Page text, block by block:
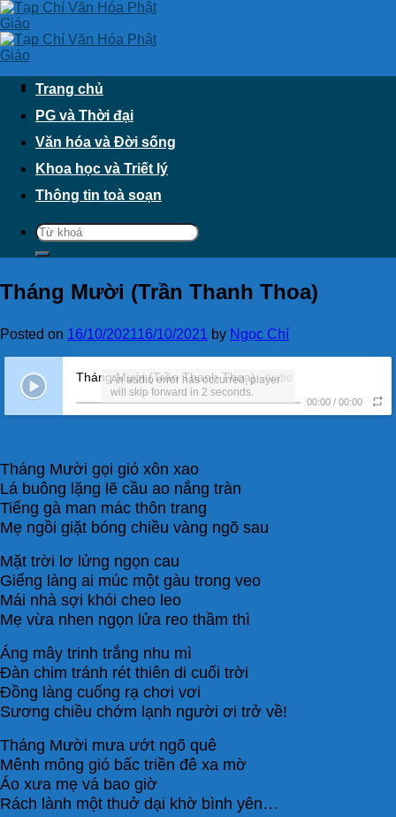
Skip
to
content
Trang chủ
PG và Thời đại
Văn hóa và Đời sống
Khoa học và Triết lý
Thông tin toà soạn
Tháng Mười (Trần Thanh Thoa)
Posted on 16/10/202116/10/2021 by Ngọc Chí
Tháng Mười (Trần Thanh Thoa) - Audio
00:00 / 00:00
An audio error has occurred, player
will skip forward in 2 seconds.
Tháng Mười gọi gió xôn xao
Lá buông lặng lẽ cầu ao nắng tràn
Tiếng gà man mác thôn trang
Mẹ ngồi giặt bóng chiều vàng ngõ sau
Mặt trời lơ lửng ngọn cau
Giếng làng ai múc một gàu trong veo
Mái nhà sợi khói cheo leo
Mẹ vừa nhen ngọn lửa reo thầm thì
Áng mây trinh trắng nhu mì
Đàn chim tránh rét thiên di cuối trời
Đồng làng cuống rạ chơi vơi
Sương chiều chớm lạnh người ơi trở về!
Tháng Mười mưa ướt ngõ quê
Mênh mông gió bấc triền đê xa mờ
Áo xưa mẹ vá bao giờ
Rách lành một thuở dại khờ bình yên…